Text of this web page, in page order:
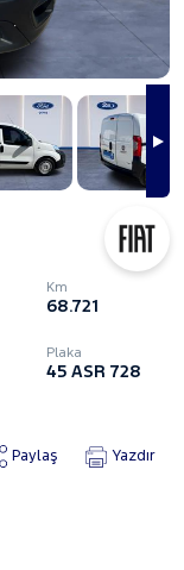
Km
68.721
Plaka
45 ASR 728
Paylaş Yazdır